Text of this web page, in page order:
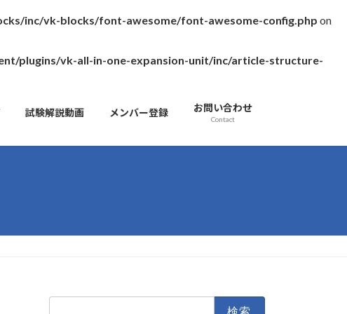
inc/vk-blocks/font-awesome/font-awesome-config.php on
plugins/vk-all-in-one-expansion-unit/inc/article-structure-
試験解説動画 メンバー登録 お問い合わせ
Contact